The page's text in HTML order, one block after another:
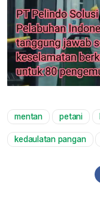
mentan petani
kedaulatan pangan